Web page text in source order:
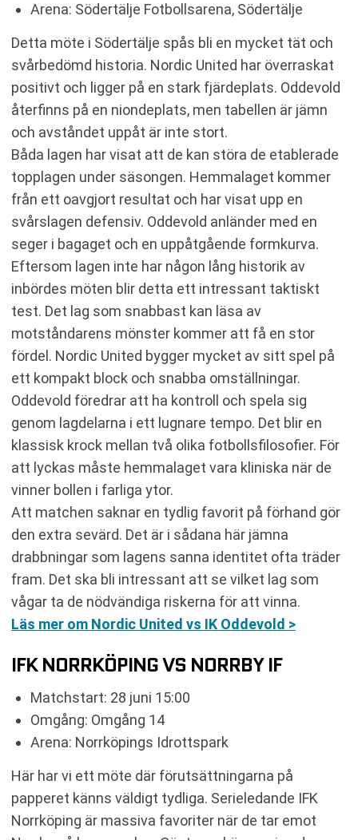
Arena: Södertälje Fotbollsarena, Södertälje
Detta möte i Södertälje spås bli en mycket tät och
svårbedömd historia. Nordic United har överraskat
positivt och ligger på en stark fjärdeplats. Oddevold
återfinns på en niondeplats, men tabellen är jämn
och avståndet uppåt är inte stort.
Båda lagen har visat att de kan störa de etablerade
topplagen under säsongen. Hemmalaget kommer
från ett oavgjort resultat och har visat upp en
svårslagen defensiv. Oddevold anländer med en
seger i bagaget och en uppåtgående formkurva.
Eftersom lagen inte har någon lång historik av
inbördes möten blir detta ett intressant taktiskt
test. Det lag som snabbast kan läsa av
motståndarens mönster kommer att få en stor
fördel. Nordic United bygger mycket av sitt spel på
ett kompakt block och snabba omställningar.
Oddevold föredrar att ha kontroll och spela sig
genom lagdelarna i ett lugnare tempo. Det blir en
klassisk krock mellan två olika fotbollsfilosofier. För
att lyckas måste hemmalaget vara kliniska när de
vinner bollen i farliga ytor.
Att matchen saknar en tydlig favorit på förhand gör
den extra sevärd. Det är i sådana här jämna
drabbningar som lagens sanna identitet ofta träder
fram. Det ska bli intressant att se vilket lag som
vågar ta de nödvändiga riskerna för att vinna.
Läs mer om Nordic United vs IK Oddevold >
IFK NORRKÖPING VS NORRBY IF
Matchstart: 28 juni 15:00
Omgång: Omgång 14
Arena: Norrköpings Idrottspark
Här har vi ett möte där förutsättningarna på
papperet känns väldigt tydliga. Serieledande IFK
Norrköping är massiva favoriter när de tar emot